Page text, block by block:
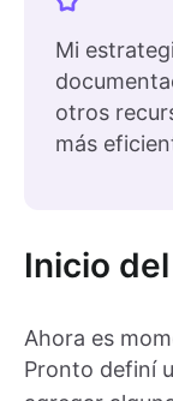
Mi
otros
más
Inicio
Ahora es
Pronto definí